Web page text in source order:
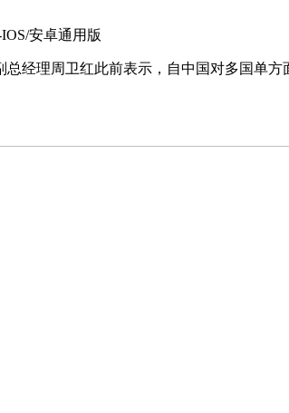
安卓通用版
周卫红此前表示，自中国对多国单方